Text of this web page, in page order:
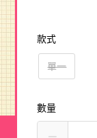
款式
單一
數量